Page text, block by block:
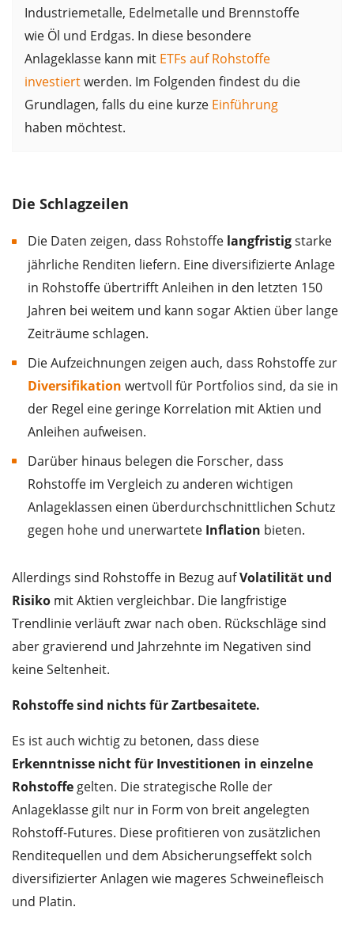
Industriemetalle, Edelmetalle und Brennstoffe
wie Öl und Erdgas. In diese besondere
Anlageklasse kann mit ETFs auf Rohstoffe
investiertwerden. Im Folgenden findest du die
Grundlagen, falls du eine kurze Einführung
haben möchtest.
Die Schlagzeilen
Die Daten zeigen, dass Rohstoffe langfristigstarke
jährliche Renditen liefern. Eine diversifizierte Anlage
in Rohstoffe übertrifft Anleihen in den letzten 150
Jahren bei weitem und kann sogar Aktien über lange
Zeiträume schlagen.
Die Aufzeichnungen zeigen auch, dass Rohstoffe zur
Diversifikation wertvoll für Portfolios sind, da sie in
der Regel eine geringe Korrelation mit Aktien und
Anleihen aufweisen.
Darüber hinaus belegen die Forscher, dass
Rohstoffe im Vergleich zu anderen wichtigen
Anlageklassen einen überdurchschnittlichen Schutz
gegen hohe und unerwartete Inflation bieten.
Allerdings sind Rohstoffe in Bezug aufVolatilität und
Risiko mit Aktien vergleichbar. Die langfristige
Trendlinie verläuft zwar nach oben. Rückschläge sind
aber gravierend und Jahrzehnte im Negativen sind
keine Seltenheit.
Rohstoffe sind nichts für Zartbesaitete.
Es ist auch wichtig zu betonen, dass diese
Erkenntnisse nicht für Investitionen in einzelne
Rohstoffe gelten. Die strategische Rolle der
Anlageklasse gilt nur in Form von breit angelegten
Rohstoff-Futures. Diese profitieren von zusätzlichen
Renditequellen und dem Absicherungseffekt solch
diversifizierter Anlagen wie mageres Schweinefleisch
und Platin.